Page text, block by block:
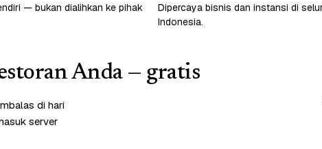
— bukan dialihkan ke pihak
Dipercaya bisnis dan instansi di
Indonesia.
Anda — gratis
di hari
server